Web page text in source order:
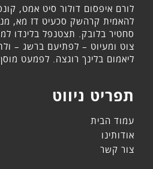
לורם איפסום דולור סיט אמט,
להאמית קרהשק סכעיט דז מא,
סחטיר בלובק. תצטנפל בלינדו
צוט ומעיוט – לפתיעם ברשג –
ליאמום בלינך רוגצה. לפמעט
תפריט ניווט
עמוד הבית
אודותינו
צור קשר